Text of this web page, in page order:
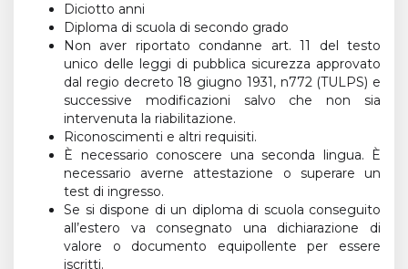
Diciotto anni
Diploma di scuola di secondo grado
Non aver riportato condanne art. 11 del testo
unico delle leggi di pubblica sicurezza approvato
dal regio decreto 18 giugno 1931, n772 (TULPS) e
successive modificazioni salvo che non sia
intervenuta la riabilitazione.
Riconoscimenti e altri requisiti.
È necessario conoscere una seconda lingua. È
necessario averne attestazione o superare un
test di ingresso.
Se si dispone di un diploma di scuola conseguito
all’estero va consegnato una dichiarazione di
valore o documento equipollente per essere
iscritti.